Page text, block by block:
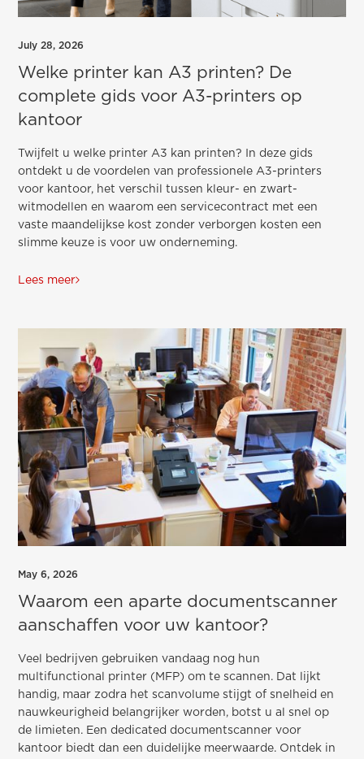
July 28, 2026
Welke printer kan A3 printen? De
complete gids voor A3-printers op
kantoor
Twijfelt u welke printer A3 kan printen? In deze gids
ontdekt u de voordelen van professionele A3-printers
voor kantoor, het verschil tussen kleur- en zwart-
witmodellen en waarom een servicecontract met een
vaste maandelijkse kost zonder verborgen kosten een
slimme keuze is voor uw onderneming.
Lees meer
May 6, 2026
Waarom een aparte documentscanner
aanschaffen voor uw kantoor?
Veel bedrijven gebruiken vandaag nog hun
multifunctional printer (MFP) om te scannen. Dat lijkt
handig, maar zodra het scanvolume stijgt of snelheid en
nauwkeurigheid belangrijker worden, botst u al snel op
de limieten. Een dedicated documentscanner voor
kantoor biedt dan een duidelijke meerwaarde. Ontdek in